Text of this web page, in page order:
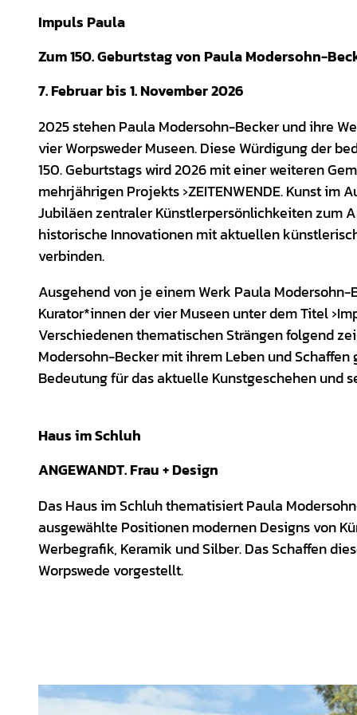
Impuls Paula
Zum 150. Geburtstag von Paula Modersohn-
7. Februar bis 1. November 2026
2025 stehen Paula Modersohn-Becker und ihre
vier Worpsweder Museen. Diese Würdigung der
150. Geburtstags wird 2026 mit einer weiteren
mehrjährigen Projekts ›ZEITENWENDE. Kunst im
Jubiläen zentraler Künstlerpersönlichkeiten zum
historische Innovationen mit aktuellen
verbinden.
Ausgehend von je einem Werk Paula
Kurator*innen der vier Museen unter dem Titel
Verschiedenen thematischen Strängen folgend
Modersohn-Becker mit ihrem Leben und
Bedeutung für das aktuelle Kunstgeschehen und
Haus im Schluh
ANGEWANDT. Frau + Design
Das Haus im Schluh thematisiert Paula
ausgewählte Positionen modernen Designs von
Werbegrafik, Keramik und Silber. Das Schaffen
Worpswede vorgestellt.